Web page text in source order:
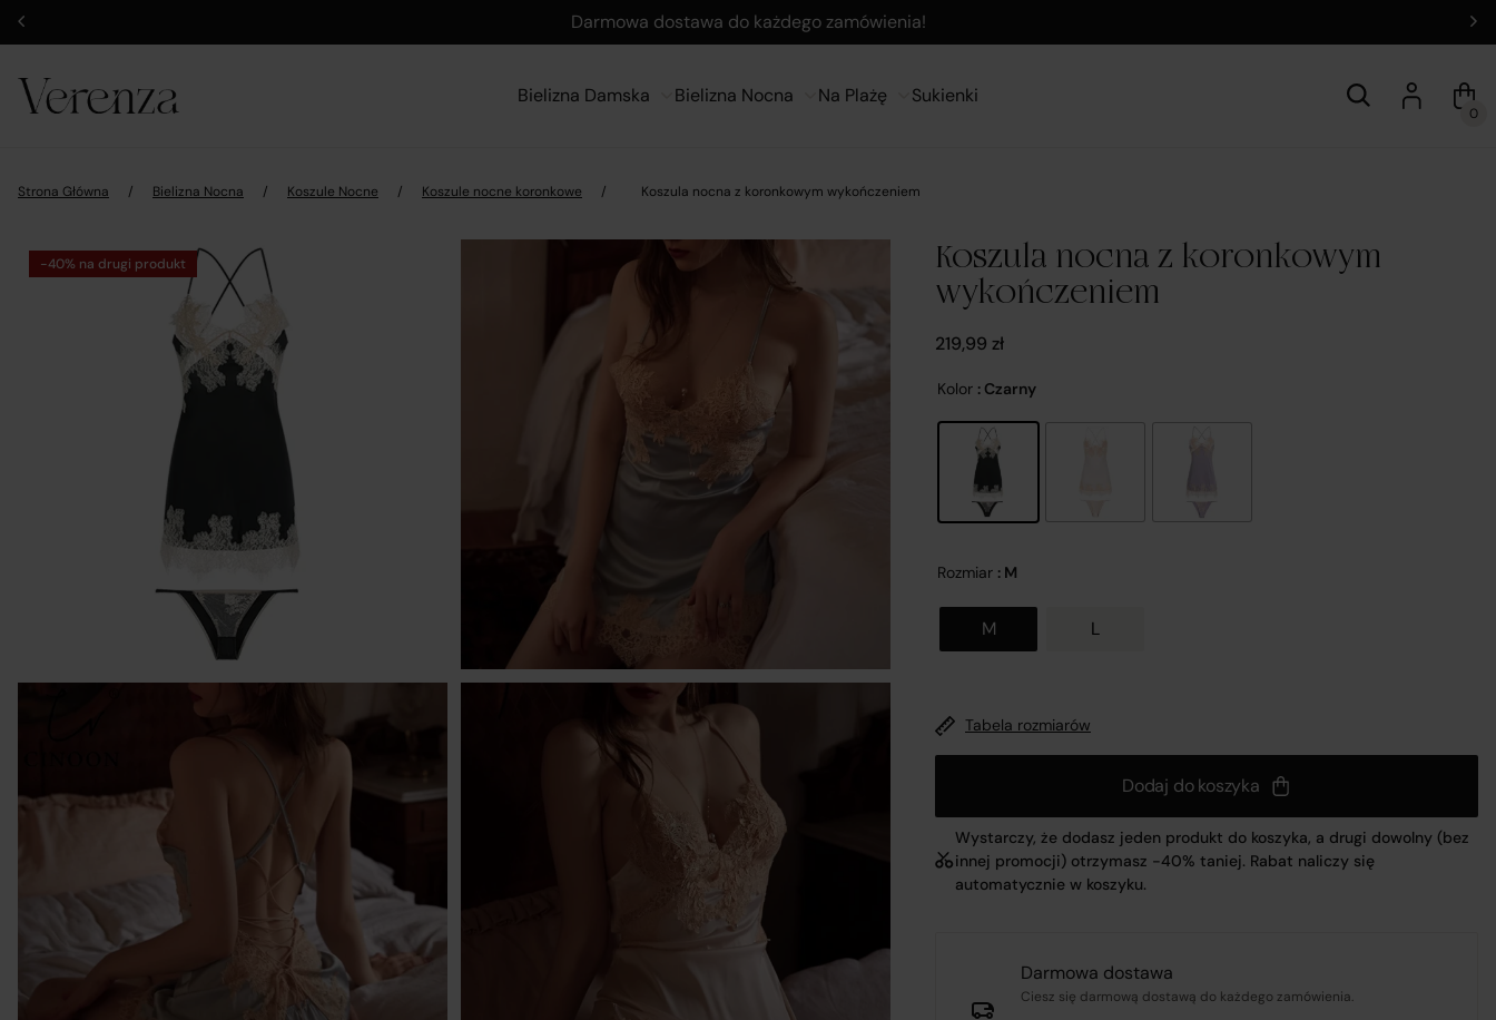
Darmowa dostawa do każdego zamówienia!
Bielizna Damska Bielizna Nocna Na Plażę Sukienki
0
Strona Główna / Bielizna Nocna / Koszule Nocne / Koszule nocne koronkowe / Koszula nocna z koronkowym wykończeniem
-40% na drugi produkt
Koszula nocna z koronkowym
wykończeniem
219,99 zł
Kolor : Czarny
Rozmiar : M
M L
Tabela rozmiarów
Dodaj do koszyka
Wystarczy, że dodasz jeden produkt do koszyka, a drugi dowolny (bez
innej promocji) otrzymasz -40% taniej. Rabat naliczy się
automatycznie w koszyku.
Darmowa dostawa
Ciesz się darmową dostawą do każdego zamówienia.
Informacje o platformie handlowej
W wykonaniu obowiązków wynikających z
30 maja 2014 r. o prawach konsumenta (Dz.U. 2014 poz. 827, z
oraz mając na uwadze konieczność zachowania
transparentności względem konsumentów dokonujących
czynności cywilnoprawnych w postaci zawierania umów
sprzedaży na odległość, spółkaR&B COMMERCE SPÓŁKA Z
OGRANICZONĄ ODPOWIEDZIALNOŚCIĄz siedzibą w
1 MAJA 30A, 45-355 wpisana do Rejestru Przedsiębiorców